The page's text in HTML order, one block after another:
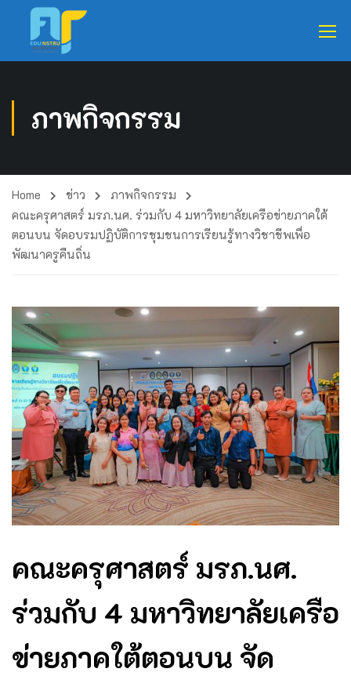
ภาพกิจกรรม
Home ข่าว
ภาพกิจกรรม
คณะครุศาสตร์ มรภ.นศ. ร่วมกับ 4 มหาวิทยาลัยเครือข่ายภาคใต้
ตอนบน จัดอบรมปฏิบัติการชุมชนการเรียนรู้ทางวิชาชีพเพื่อ
พัฒนาครูคืนถิ่น
คณะครุศาสตร์ มรภ.นศ.
ร่วมกับ 4 มหาวิทยาลัยเครือ
ข่ายภาคใต้ตอนบน จัด